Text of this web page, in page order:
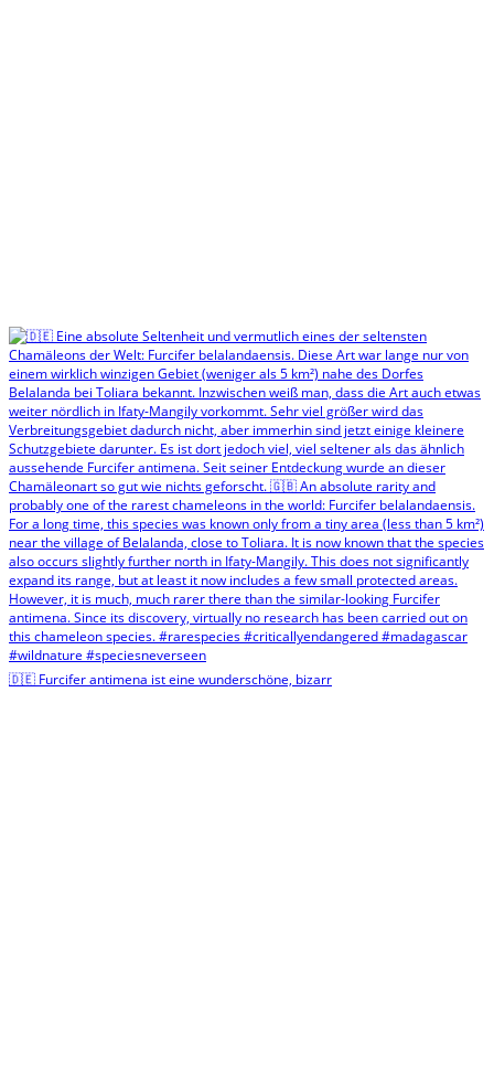
🇩🇪 Furcifer antimena ist eine wunderschöne, bizarr